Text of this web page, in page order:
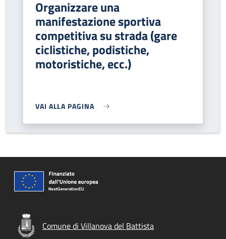
Organizzare una
manifestazione sportiva
competitiva su strada (gare
ciclistiche, podistiche,
motoristiche, ecc.)
VAI ALLA PAGINA
Comune di Villanova del Battista